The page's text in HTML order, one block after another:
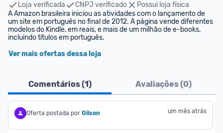
Loja verificada
CNPJ verificado
Possui loja física
A Amazon brasileira iniciou as atividades com o lançamento de
um site em português no final de 2012. A página vende diferentes
modelos do Kindle, em reais, e mais de um milhão de e-books,
incluindo títulos em português.
Ver mais ofertas dessa loja
Comentários (1) Avaliações (0)
Oferta postada por Gilson um mês atrás